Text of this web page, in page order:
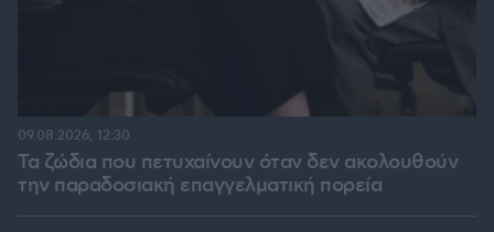
Τα ζώδια που πετυχαίνουν όταν δεν ακολουθούν
την παραδοσιακή επαγγελματική πορεία
09.08.2026, 12:30